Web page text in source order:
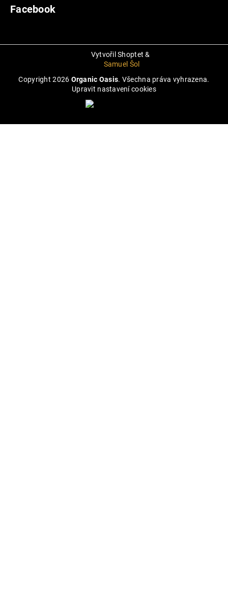
Facebook
Vytvořil Shoptet &
Samuel Šoltys
Copyright 2026 Organic Oasis. Všechna práva vyhrazena.
Upravit nastavení cookies